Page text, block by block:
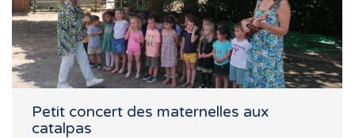
Petit concert des maternelles aux
catalpas